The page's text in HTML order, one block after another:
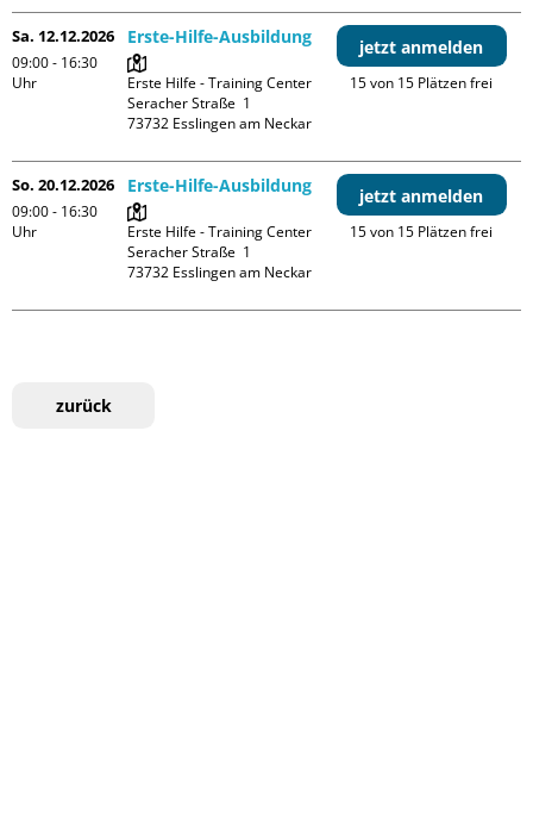
Sa. 12.12.2026
09:00 - 16:30
Uhr
Erste-Hilfe-Ausbildung
Erste Hilfe - Training Center
Seracher Straße  1
jetzt anmelden
15 von 15 Plätzen frei
So. 20.12.2026
09:00 - 16:30
Uhr
Erste-Hilfe-Ausbildung
Erste Hilfe - Training Center
Seracher Straße  1
jetzt anmelden
15 von 15 Plätzen frei
zurück